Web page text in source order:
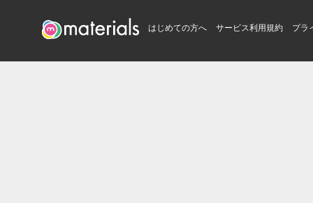
はじめての方へ サービス利用規約 プラ